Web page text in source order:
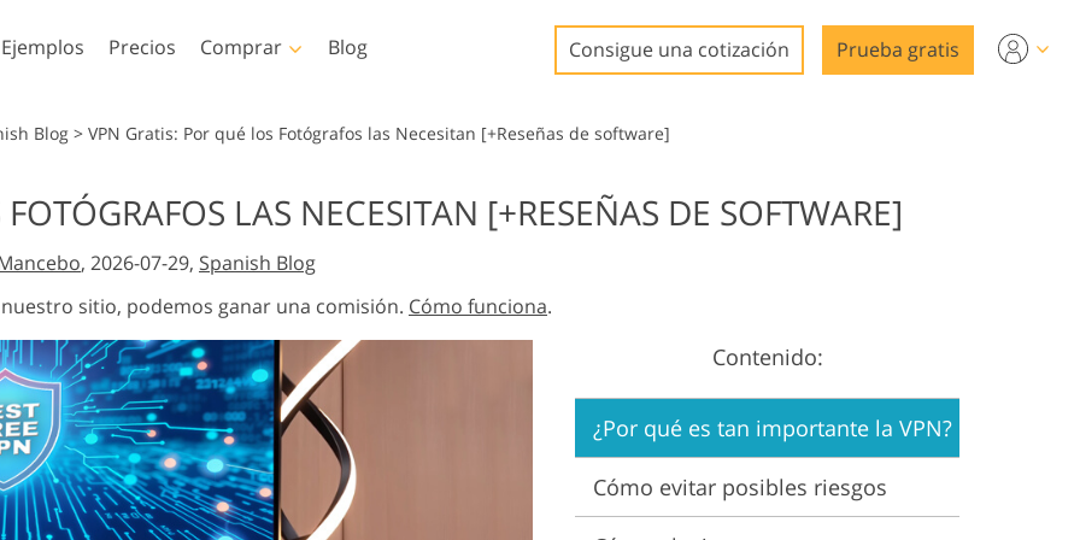
Servicios de retoque
Servicios de edición de
por IA
vestir
Servicios de manipulación
de imágenes
Ejemplos Precios Comprar
Templates
Plantillas
Plantillas de marketing
Tarjetas de San Valentín
Invitaciones de boda
infantil
Video
LUT profesionales
Superposiciones de video
Blog Consigue una cotización Prueba gratis
Blog > VPN Gratis: Por qué los Fotógrafos las Necesitan [+Reseñas de software]
LAS NECESITAN [+RESEÑAS DE SOFTWARE]
, 2026-07-29, Spanish Blog
sitio, podemos ganar una comisión. Cómo funciona.
Contenido:
¿Por qué es tan importante la VPN?
Cómo evitar posibles riesgos